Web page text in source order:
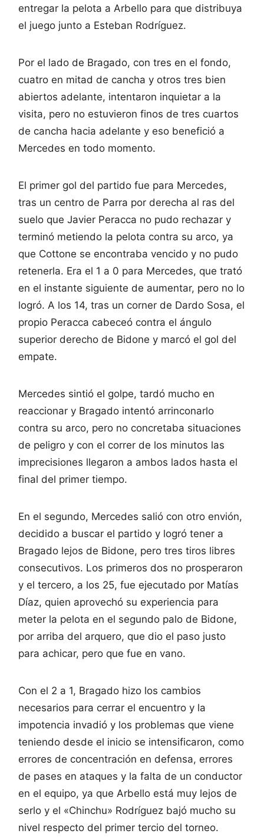
entregar la pelota a Arbello para que distribuya
el juego junto a Esteban Rodríguez.
Por el lado de Bragado, con tres en el fondo,
cuatro en mitad de cancha y otros tres bien
abiertos adelante, intentaron inquietar a la
visita, pero no estuvieron finos de tres cuartos
de cancha hacia adelante y eso benefició a
Mercedes en todo momento.
El primer gol del partido fue para Mercedes,
tras un centro de Parra por derecha al ras del
suelo que Javier Peracca no pudo rechazar y
terminó metiendo la pelota contra su arco, ya
que Cottone se encontraba vencido y no pudo
retenerla. Era el 1 a 0 para Mercedes, que trató
en el instante siguiente de aumentar, pero no lo
logró. A los 14, tras un corner de Dardo Sosa, el
propio Peracca cabeceó contra el ángulo
superior derecho de Bidone y marcó el gol del
empate.
Mercedes sintió el golpe, tardó mucho en
reaccionar y Bragado intentó arrinconarlo
contra su arco, pero no concretaba situaciones
de peligro y con el correr de los minutos las
imprecisiones llegaron a ambos lados hasta el
final del primer tiempo.
En el segundo, Mercedes salió con otro envión,
decidido a buscar el partido y logró tener a
Bragado lejos de Bidone, pero tres tiros libres
consecutivos. Los primeros dos no prosperaron
y el tercero, a los 25, fue ejecutado por Matías
Díaz, quien aprovechó su experiencia para
meter la pelota en el segundo palo de Bidone,
por arriba del arquero, que dio el paso justo
para achicar, pero que fue en vano.
Con el 2 a 1, Bragado hizo los cambios
necesarios para cerrar el encuentro y la
impotencia invadió y los problemas que viene
teniendo desde el inicio se intensificaron, como
errores de concentración en defensa, errores
de pases en ataques y la falta de un conductor
en el equipo, ya que Arbello está muy lejos de
serlo y el «Chinchu» Rodríguez bajó mucho su
nivel respecto del primer tercio del torneo.